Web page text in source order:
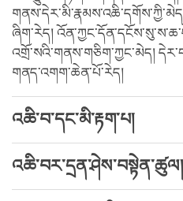
ཞིག་རེད།
འགྲོ་སའི་གནས་གཅིག་ཀྱང་མེད།
གནད་འགག་ཆེན་པོ་རེད།
འཆི་བ་དང་མི་རྟག་པ།
འཆི་བར་དྲན་ཤེས་བསྟེན་ཚུལ།